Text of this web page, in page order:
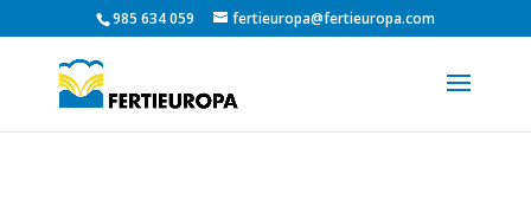
985 634 059 fertieuropa@fertieuropa.com